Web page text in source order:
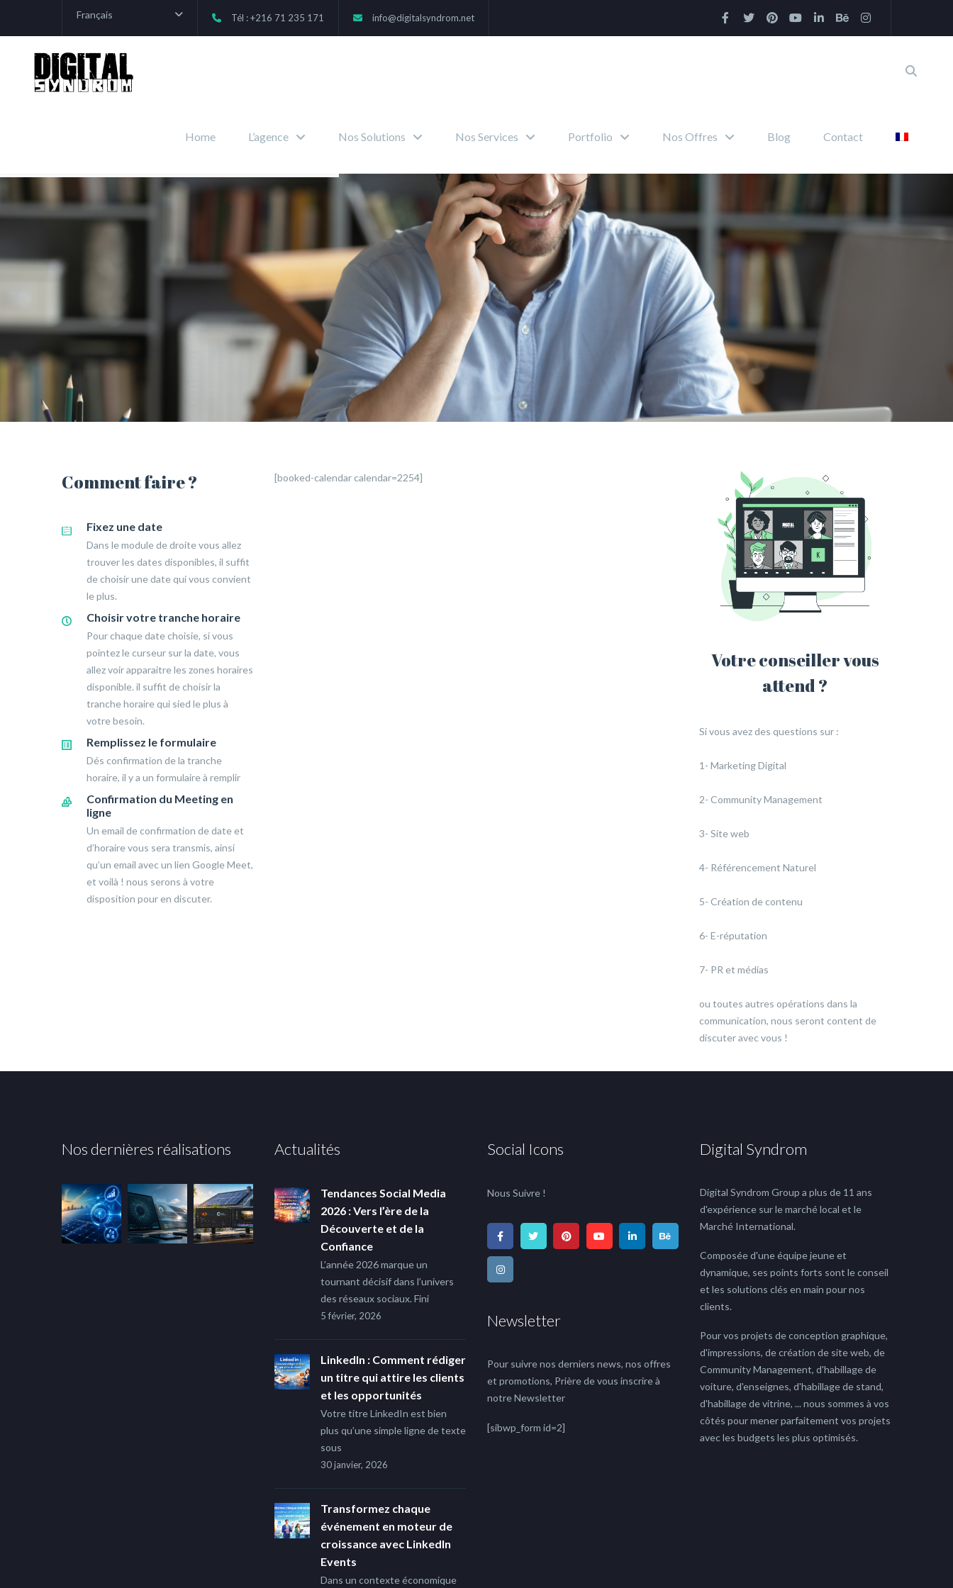
Français Tél : +216 71 235 171 info@digitalsyndrom.net
Home L’agence Nos Solutions Nos Services Portfolio Nos Offres Blog Contact
Comment faire ?
Fixez une date
Dans le module de droite vous allez
trouver les dates disponibles, il suffit
de choisir une date qui vous convient
le plus.
Choisir votre tranche horaire
Pour chaque date choisie, si vous
pointez le curseur sur la date, vous
allez voir apparaitre les zones horaires
disponible. il suffit de choisir la
tranche horaire qui sied le plus à
votre besoin.
Remplissez le formulaire
Dés confirmation de la tranche
horaire, il y a un formulaire à remplir
Confirmation du Meeting en
ligne
Un email de confirmation de date et
d’horaire vous sera transmis, ainsi
qu’un email avec un lien Google Meet,
et voilà ! nous serons à votre
disposition pour en discuter.
[booked-calendar calendar=2254]
Votre conseiller vous
attend ?
Si vous avez des questions sur :
1- Marketing Digital
2- Community Management
3- Site web
4- Référencement Naturel
5- Création de contenu
6- E-réputation
7- PR et médias
ou toutes autres opérations dans la
communication, nous seront content de
discuter avec vous !
Nos dernières réalisations Actualités
Tendances Social Media
2026 : Vers l’ère de la
Découverte et de la
Confiance
L’année 2026 marque un
tournant décisif dans l’univers
des réseaux sociaux. Fini
5 février, 2026
LinkedIn : Comment rédiger
un titre qui attire les clients
et les opportunités
Votre titre LinkedIn est bien
plus qu’une simple ligne de texte
sous
30 janvier, 2026
Transformez chaque
événement en moteur de
croissance avec LinkedIn
Events
Dans un contexte économique
Social Icons
Nous Suivre !
Newsletter
Pour suivre nos derniers news, nos offres
et promotions, Prière de vous inscrire à
notre Newsletter
[sibwp_form id=2]
Digital Syndrom
Digital Syndrom Group a plus de 11 ans
d'expérience sur le marché local et le
Marché International.
Composée d'une équipe jeune et
dynamique, ses points forts sont le conseil
et les solutions clés en main pour nos
clients.
Pour vos projets de conception graphique,
d'impressions, de création de site web, de
Community Management, d'habillage de
voiture, d'enseignes, d'habillage de stand,
d'habillage de vitrine, ... nous sommes à vos
côtés pour mener parfaitement vos projets
avec les budgets les plus optimisés.